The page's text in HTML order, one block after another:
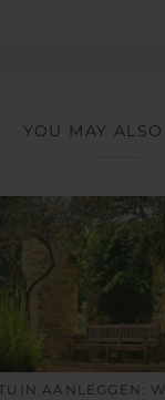
YOU MAY
TUIN AANLEGGEN: